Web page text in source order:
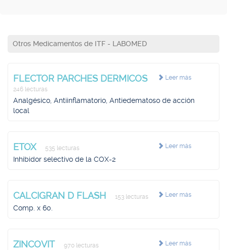
Otros Medicamentos de ITF - LABOMED
Leer más
FLECTOR PARCHES DERMICOS
246 lecturas
Analgésico, Antiinflamatorio, Antiedematoso de acción
local
Leer más
ETOX 535 lecturas
Inhibidor selectivo de la COX-2
Leer más
CALCIGRAN D FLASH 153 lecturas
Comp. x 60.
Leer más
ZINCOVIT 970 lecturas